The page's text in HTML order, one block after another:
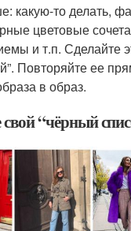
какую-то делать,
цветовые
и т.п. Сделайте
Повторяйте ее
в образ.
“чёрный